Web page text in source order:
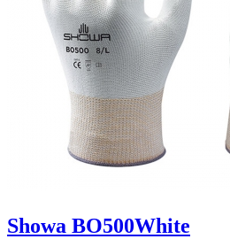
Showa BO500White